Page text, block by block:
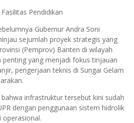
Pendidikan
Gubernur Andra Soni
sejumlah proyek strategis yang
(Pemprov) Banten di wilayah
penting yang menjadi fokus tinjauan
pengerjaan teknis di Sungai Gelam
infrastruktur tersebut kini sudah
dengan penggunaan sistem hidrolik